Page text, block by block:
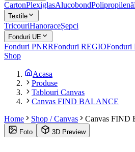
CartonPlexiglasAlucobondPolipropilenă
Textile
TricouriHanoraceȘepci
Fonduri UE
Fonduri PNRRFonduri REGIOFonduri
Shop
Acasa
Produse
Tablouri Canvas
Canvas FIND BALANCE
Home
Shop / Canvas Canvas FIND
Foto 3D Preview